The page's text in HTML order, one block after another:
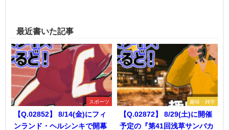
最近書いた記事
スポーツ
【Q.02852】 8/14(金)にフィ
ンランド・ヘルシンキで開幕
趣味・雑学
【Q.02872】 8/29(土)に開催
予定の『第41回浅草サンバカ